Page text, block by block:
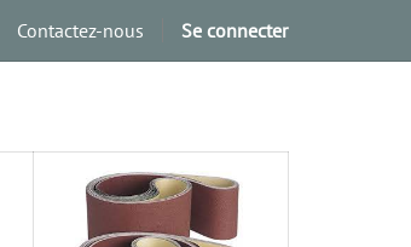
Contactez-nous Se connecter